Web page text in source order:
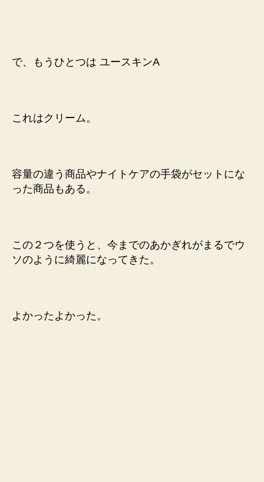
で、もうひとつは ユースキンA
これはクリーム。
容量の違う商品やナイトケアの手袋がセットにな
った商品もある。
この２つを使うと、今までのあかぎれがまるでウ
ソのように綺麗になってきた。
よかったよかった。